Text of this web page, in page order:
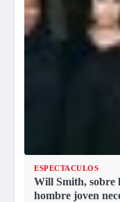
ESPECTACULOS
Will Smith, sobre
hombre joven